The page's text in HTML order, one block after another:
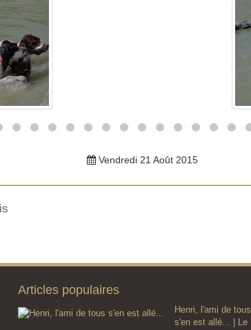
Vendredi 21 Août 2015
Articles populaires
Henri, l'ami de tous
s'en est allé... | Le